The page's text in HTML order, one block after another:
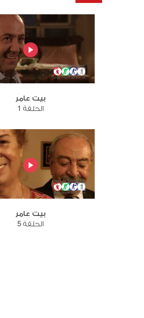
بيت عامر
الحلقة 1
بيت عامر
الحلقة 5